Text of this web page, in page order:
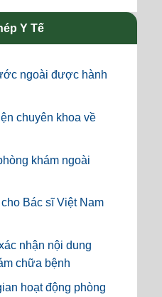
Y Tế
ngoài được hành
chuyên khoa về
khám ngoài
Bác sĩ Việt Nam
nhận nội dung
chữa bệnh
hoạt động phòng